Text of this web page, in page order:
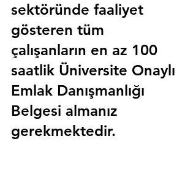
sektöründe faaliyet
gösteren tüm
çalışanların en az 100
saatlik Üniversite Onaylı
Emlak Danışmanlığı
Belgesi almanız
gerekmektedir.